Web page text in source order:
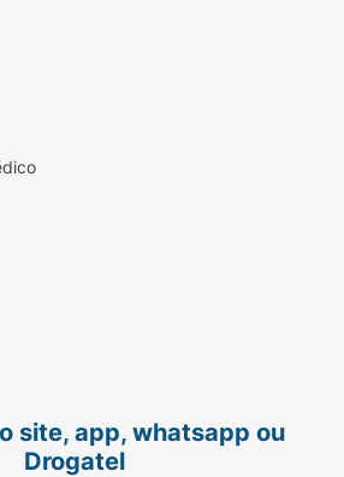
site, app, whatsapp ou
Drogatel